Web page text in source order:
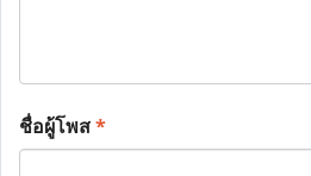
ชื่อผู้โพส*